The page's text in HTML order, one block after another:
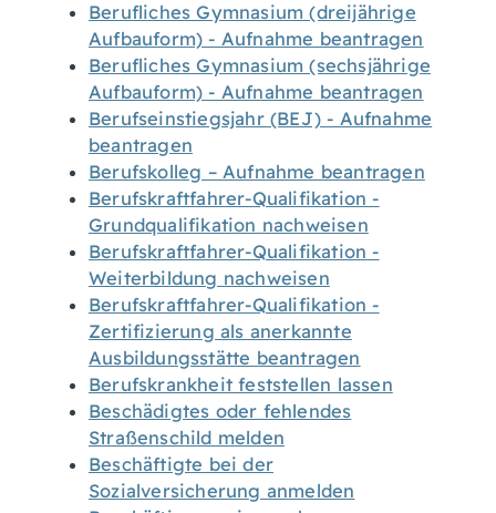
Berufliches Gymnasium (dreijährige
Aufbauform) - Aufnahme beantragen
Berufliches Gymnasium (sechsjährige
Aufbauform) - Aufnahme beantragen
Berufseinstiegsjahr (BEJ) - Aufnahme
beantragen
Berufskolleg – Aufnahme beantragen
Berufskraftfahrer-Qualifikation -
Grundqualifikation nachweisen
Berufskraftfahrer-Qualifikation -
Weiterbildung nachweisen
Berufskraftfahrer-Qualifikation -
Zertifizierung als anerkannte
Ausbildungsstätte beantragen
Berufskrankheit feststellen lassen
Beschädigtes oder fehlendes
Straßenschild melden
Beschäftigte bei der
Sozialversicherung anmelden